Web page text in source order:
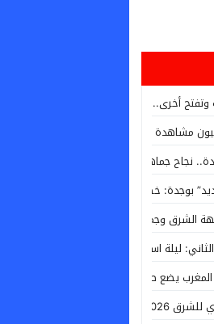
أخرى.. استقالة الرئيس وانتخاب قيادة
نجاح جماهيري باهر وأجواء إنسانية ومحلية
بوجدة: خطوة حاسمة للحد من ظاهرة
الشرق وجمعية النواة يكافئان نجاحات أبناء
ليلة استثنائية تشعلها أعمدة الغناء
يضع طائرتين من طراز “كنادير” رهن إشارة
بحضور والي جهة الشرق